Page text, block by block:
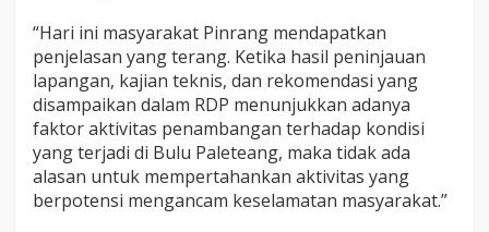
L
i
n
g
k
u
n
g
n
“Hari ini masyarakat Pinrang mendapatkan
penjelasan yang terang. Ketika hasil peninjauan
lapangan, kajian teknis, dan rekomendasi yang
disampaikan dalam RDP menunjukkan adanya
faktor aktivitas penambangan terhadap kondisi
yang terjadi di Bulu Paleteang, maka tidak ada
alasan untuk mempertahankan aktivitas yang
berpotensi mengancam keselamatan masyarakat.”